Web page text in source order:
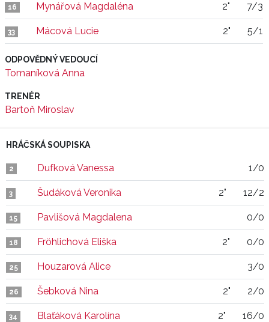
16 Mynářová Magdaléna 2" 7/3
33 Mácová Lucie 2" 5/1
ODPOVĚDNÝ VEDOUCÍ
Tomaníková Anna
TRENÉR
Bartoň Miroslav
HRÁČSKÁ SOUPISKA
2 Dufková Vanessa 1/0
3 Šudáková Veronika 2" 12/2
15 Pavlišová Magdalena 0/0
18 Fröhlichová Eliška 2" 0/0
25 Houzarová Alice 3/0
26 Šebková Nina 2" 2/0
34 Blaťáková Karolína 2" 16/0